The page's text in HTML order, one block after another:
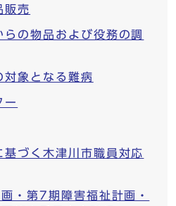
販売
らの物品および役務の調
対象となる難病
ー
基づく木津川市職員対応
・第7期障害福祉計画・